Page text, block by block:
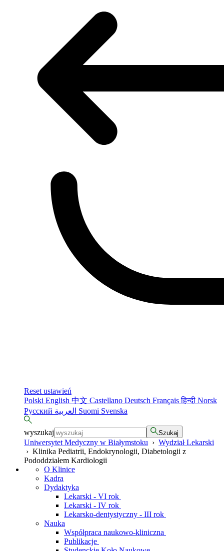
Reset ustawień
Polski English 中文 Castellano Deutsch Françaisहिन्दी Norsk
Русский
Suomi Svenska
wyszukaj Szukaj
Uniwersytet Medyczny w Białymstoku › Wydział Lekarski
› Klinika Pediatrii, Endokrynologii, Diabetologii z
Pododdziałem Kardiologii
O Klinice
Kadra
Dydaktyka
Lekarski - VI rok
Lekarski - IV rok
Lekarsko-dentystyczny - III rok
Nauka
Współpraca naukowo-kliniczna
Publikacje